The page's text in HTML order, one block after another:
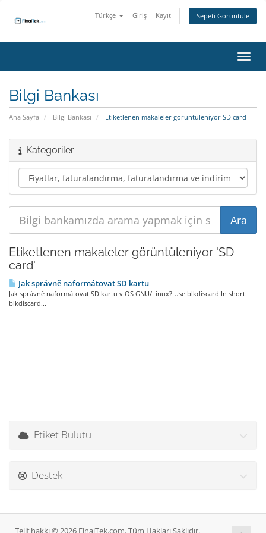
Türkçe Giriş Kayıt Sepeti Görüntüle
Bilgi Bankası
Ana Sayfa Bilgi Bankası Etiketlenen makaleler görüntüleniyor SD card
Kategoriler
Etiketlenen makaleler görüntüleniyor 'SD
card'
Jak správně naformátovat SD kartu
Jak správně naformátovat SD kartu v OS GNU/Linux? Use blkdiscard In short:
blkdiscard...
Etiket Bulutu
Destek
Telif hakkı © 2026 FinalTek.com. Tüm Hakları Saklıdır.